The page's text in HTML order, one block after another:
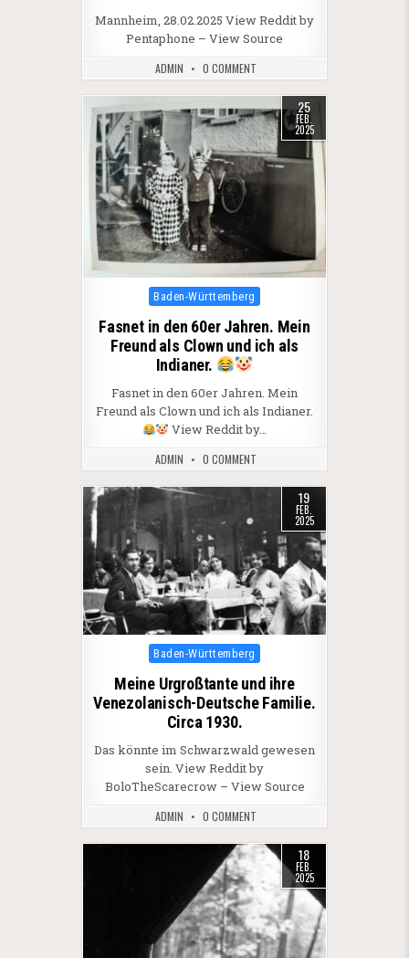
Mannheim, 28.02.2025 View Reddit by
Pentaphone – View Source
ADMIN 0 COMMENT
25
FEB.
2025
Posted in
Baden-Württemberg
Fasnet in den 60er Jahren. Mein
Freund als Clown und ich als
Indianer.
Fasnet in den 60er Jahren. Mein
Freund als Clown und ich als Indianer.
View Reddit by…
ADMIN 0 COMMENT
19
FEB.
2025
Posted in
Baden-Württemberg
Meine Urgroßtante und ihre
Venezolanisch-Deutsche Familie.
Circa 1930.
Das könnte im Schwarzwald gewesen
sein. View Reddit by
BoloTheScarecrow – View Source
ADMIN 0 COMMENT
18
FEB.
2025